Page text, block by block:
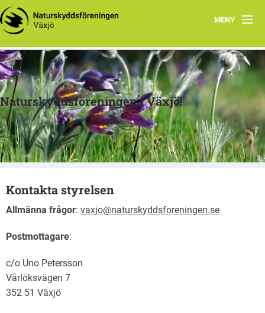
MENY
Hem
Om oss
Verksamheter
Arkiv
Skogsprojektet
Naturskyddsföreningen i Växjö!
Kontakta styrelsen
Allmänna frågor: vaxjo@naturskyddsforeningen.se
Postmottagare:
c/o Uno Petersson
Vårlöksvägen 7
352 51 Växjö